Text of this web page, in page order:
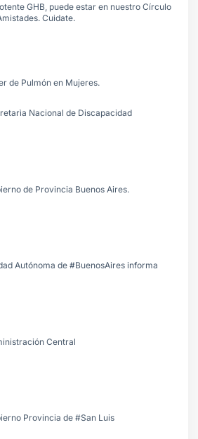
GHB, puede estar en nuestro Círculo
Cuidate.
de Pulmón en Mujeres.
Nacional de Discapacidad
de Provincia Buenos Aires.
Autónoma de #BuenosAires informa
Central
Provincia de #San Luis